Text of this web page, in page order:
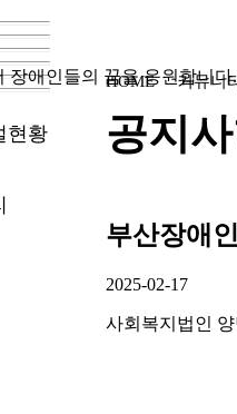
장애인들의 꿈을 응원합니다.
현황
HOME 커뮤니티
공지
부산장애
2025-02-17
사회복지법인